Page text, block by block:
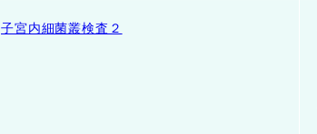
子宮内細菌叢検査２